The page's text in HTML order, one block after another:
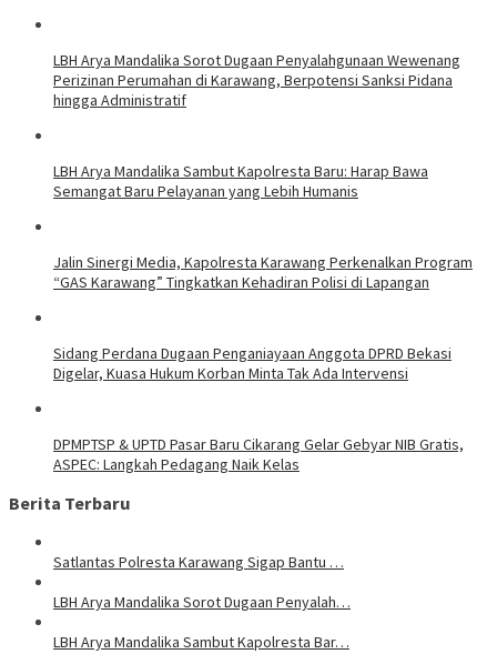
LBH Arya Mandalika Sorot Dugaan Penyalahgunaan Wewenang
Perizinan Perumahan di Karawang, Berpotensi Sanksi Pidana
hingga Administratif
LBH Arya Mandalika Sambut Kapolresta Baru: Harap Bawa
Semangat Baru Pelayanan yang Lebih Humanis
Jalin Sinergi Media, Kapolresta Karawang Perkenalkan Program
“GAS Karawang” Tingkatkan Kehadiran Polisi di Lapangan
Sidang Perdana Dugaan Penganiayaan Anggota DPRD Bekasi
Digelar, Kuasa Hukum Korban Minta Tak Ada Intervensi
DPMPTSP & UPTD Pasar Baru Cikarang Gelar Gebyar NIB Gratis,
ASPEC: Langkah Pedagang Naik Kelas
Berita Terbaru
Satlantas Polresta Karawang Sigap Bantu …
LBH Arya Mandalika Sorot Dugaan Penyalah…
LBH Arya Mandalika Sambut Kapolresta Bar…